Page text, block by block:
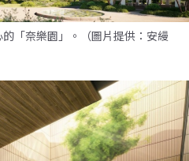
「奈樂園」。（圖片提供：安縵